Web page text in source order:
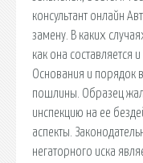
консультант онлайн
замену. В каких
как она составляется
Основания и порядок
пошлины. Образец
инспекцию на ее
аспекты.
негаторного иска